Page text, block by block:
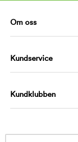
Om oss
Kundservice
Kundklubben